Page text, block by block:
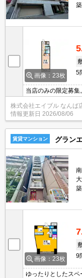
画像：23枚
5
当店のみの限定募
料。オートロック
便利。収納たっぷり
株式会社エイブル なんば
情報更新日 2026/08/06
賃貸マンション グラン
画像：23枚
9
ゆったりとしたスペ